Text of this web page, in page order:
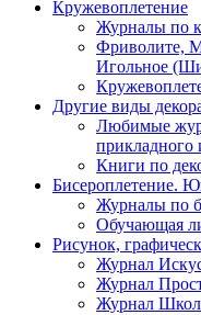
Кружевоплетение
Журналы по
Фриволите,
Игольное
Другие виды
Любимые
прикладного
Книги по
Бисероплетение.
Журналы по
Обучающая
Рисунок,
Журнал
Журнал
Журнал